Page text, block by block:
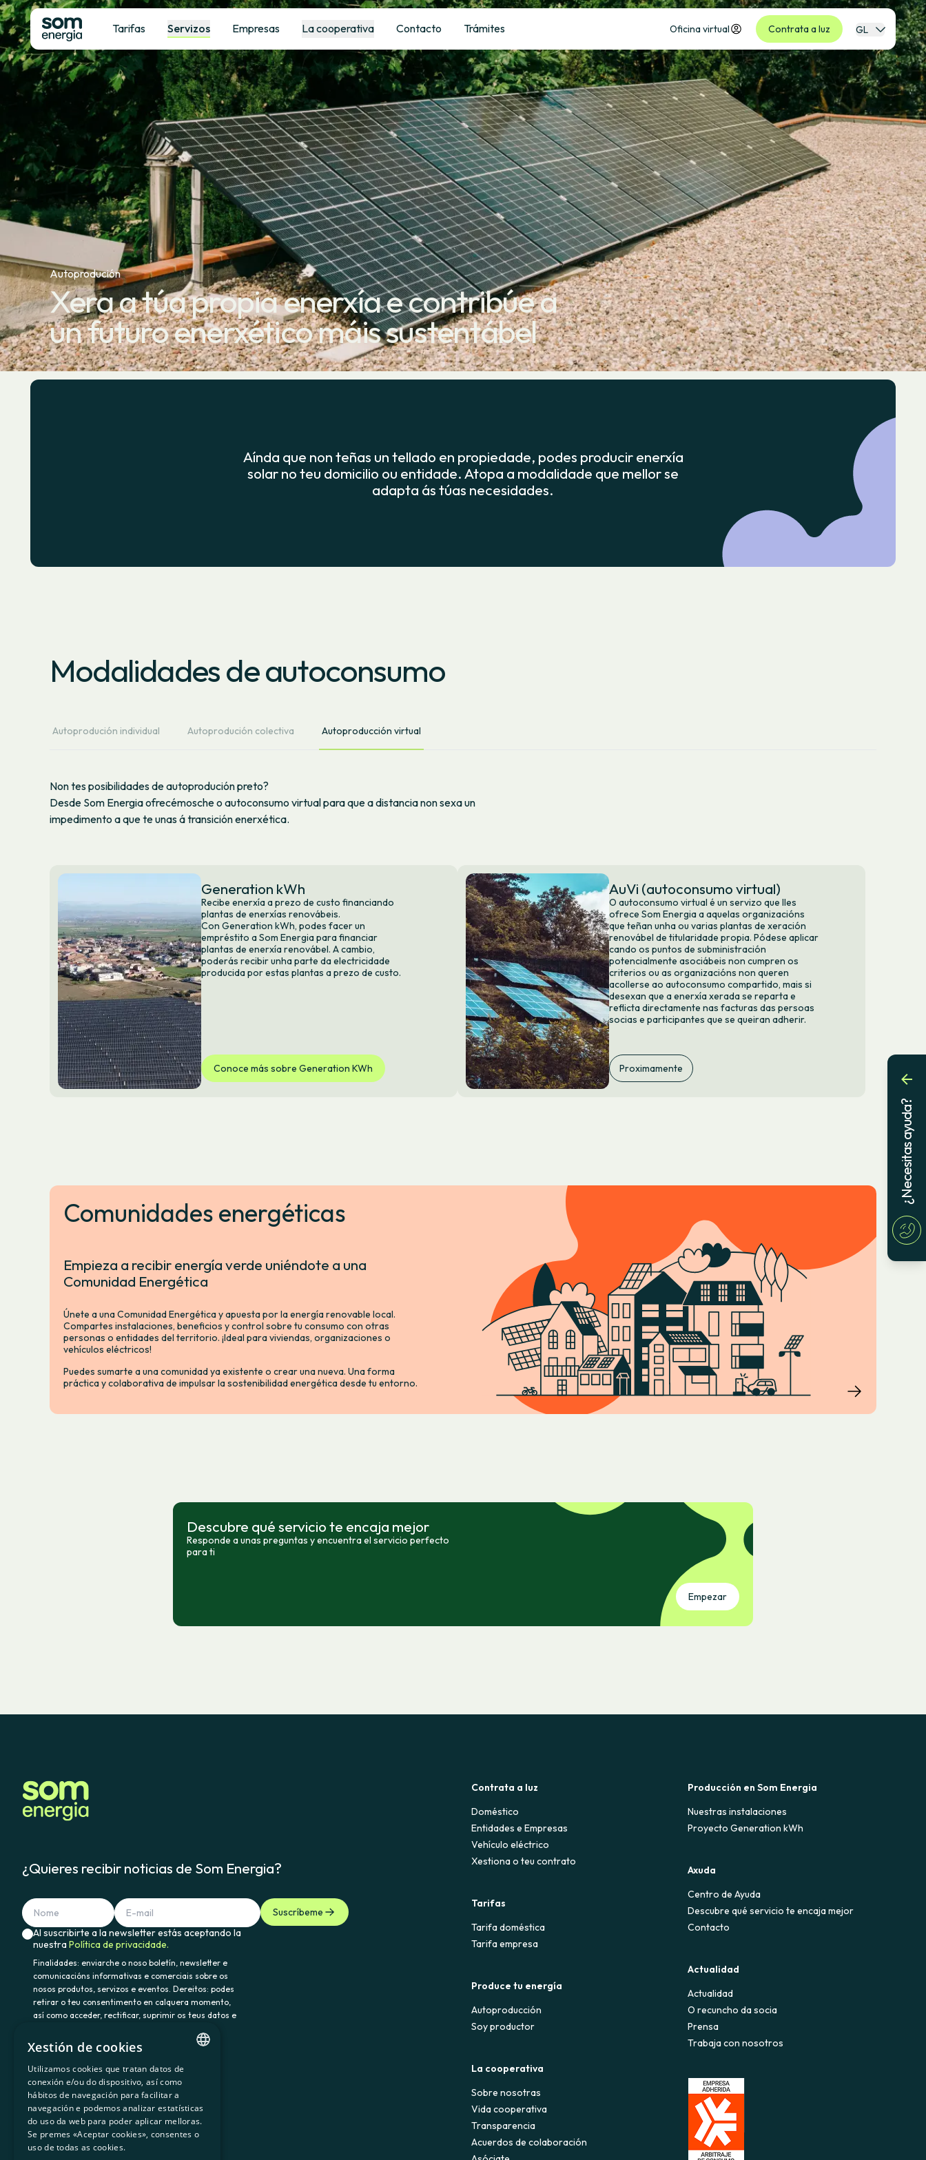
Tarifas Servizos Empresas La cooperativa Contacto Trámites Oficina virtual Contrata a luz GL
Autoprodución
Xera a túa propia enerxía e contribúe a
un futuro enerxético máis sustentábel
Aínda que non teñas un tellado en propiedade, podes producir enerxía
solar no teu domicilio ou entidade. Atopa a modalidade que mellor se
adapta ás túas necesidades.
Modalidades de autoconsumo
Autoprodución individual Autoprodución colectiva Autoproducción virtual
Non tes posibilidades de autoprodución preto?
Desde Som Energia ofrecémosche o autoconsumo virtual para que a distancia non sexa un
impedimento a que te unas á transición enerxética.
Generation kWh
Recibe enerxía a prezo de custo financiando
plantas de enerxías renovábeis.
Con Generation kWh, podes facer un
empréstito a Som Energia para financiar
plantas de enerxía renovábel. A cambio,
poderás recibir unha parte da electricidade
producida por estas plantas a prezo de custo.
Conoce más sobre Generation KWh
AuVi (autoconsumo virtual)
O autoconsumo virtual é un servizo que lles
ofrece Som Energia a aquelas organizacións
que teñan unha ou varias plantas de xeración
renovábel de titularidade propia. Pódese aplicar
cando os puntos de subministración
potencialmente asociábeis non cumpren os
criterios ou as organizacións non queren
acollerse ao autoconsumo compartido, mais si
desexan que a enerxía xerada se reparta e
reflicta directamente nas facturas das persoas
socias e participantes que se queiran adherir.
Proximamente
Comunidades energéticas
Empieza a recibir energía verde uniéndote a una
Comunidad Energética
Únete a una Comunidad Energética y apuesta por la energía renovable local.
Compartes instalaciones, beneficios y control sobre tu consumo con otras
personas o entidades del territorio. ¡Ideal para viviendas, organizaciones o
vehículos eléctricos!
Puedes sumarte a una comunidad ya existente o crear una nueva. Una forma
práctica y colaborativa de impulsar la sostenibilidad energética desde tu entorno.
Descubre qué servicio te encaja mejor
Responde a unas preguntas y encuentra el servicio perfecto
para ti
Empezar
¿Quieres recibir noticias de Som Energia?
Suscríbeme
Al suscribirte a la newsletter estás aceptando la
nuestraPolítica de privacidade.
Finalidades: enviarche o noso boletín, newsletter e
comunicacións informativas e comerciais sobre os
nosos produtos, servizos e eventos. Dereitos: podes
retirar o teu consentimento en calquera momento,
así como acceder, rectificar, suprimir os teus datos e
datos.com. Información adicional:
Política de
privacidade.
900 103 605
Contrata a luz
Doméstico
Entidades e Empresas
Vehículo eléctrico
Xestiona o teu contrato
Tarifas
Tarifa doméstica
Tarifa empresa
Produce tu energía
Autoproducción
Soy productor
La cooperativa
Sobre nosotras
Vida cooperativa
Transparencia
Acuerdos de colaboración
Producción en Som Energia
Nuestras instalaciones
Proyecto Generation kWh
Axuda
Centro de Ayuda
Descubre qué servicio te encaja mejor
Contacto
Actualidad
Actualidad
O recuncho da socia
Prensa
Trabaja con nosotros
¿Necesitas ayuda?
CATALAN
SPANISH
GL
Xestión de cookies
Utilizamos cookies que tratan datos de
conexión e/ou do dispositivo, así como
hábitos de navegación para facilitar a
navegación e podemos analizar estatísticas
do uso da web para poder aplicar melloras.
Se premes «Aceptar cookies», consentes o
uso de todas as cookies.